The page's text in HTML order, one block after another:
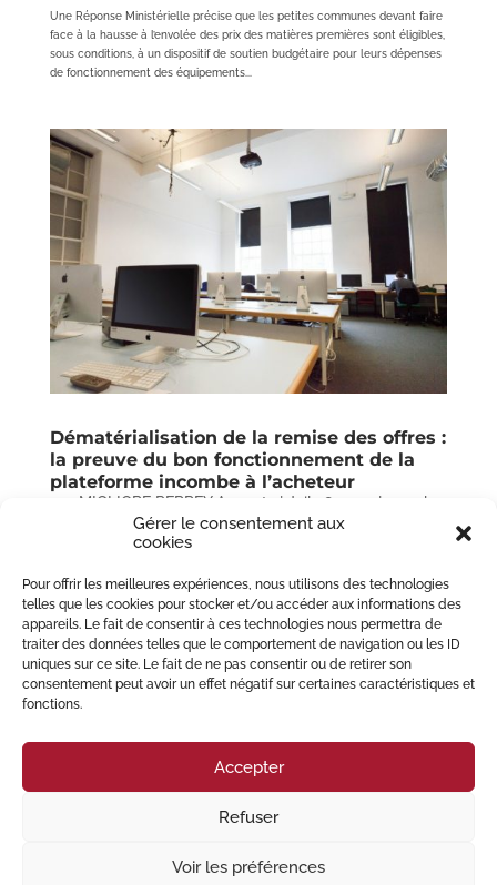
Gérer le consentement aux
cookies
Pour offrir les meilleures expériences, nous utilisons des technologies
telles que les cookies pour stocker et/ou accéder aux informations des
appareils. Le fait de consentir à ces technologies nous permettra de
traiter des données telles que le comportement de navigation ou les ID
uniques sur ce site. Le fait de ne pas consentir ou de retirer son
consentement peut avoir un effet négatif sur certaines caractéristiques et
fonctions.
Accepter
Refuser
Voir les préférences
Une Réponse Ministérielle précise que les petites communes devant faire
face à la hausse à l’envolée des prix des matières premières sont éligibles,
sous conditions, à un dispositif de soutien budgétaire pour leurs dépenses
de fonctionnement des équipements...
Dématérialisation de la remise des offres :
la preuve du bon fonctionnement de la
plateforme incombe à l’acheteur
MIGLIORE PERREY Avocats | Juil 28, 2022 |
appels
candidatures,Collectivité territoriale
consultation,contentieux administratif
marché public,marché public de maîtrise d'oeuvre,
marché public de travaux
offres procédure ,
procédure adaptée
,procédure contentieuse
administrative,règlement de consultation
Il est acquis de longue date que les candidatures et les offres des
candidats à l’attribution d’un marché ou d’une concession doivent être
© 2023 Migliore Perrey Avocats – Tous droits réservés I